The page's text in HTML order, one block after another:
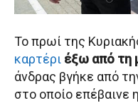
Το πρωί της
καρτέρι έξω από τη
άνδρας βγήκε από
στο οποίο επέβαινε